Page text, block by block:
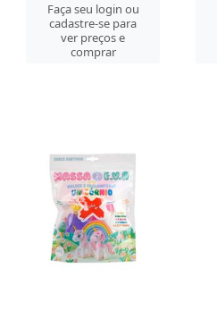
Faça seu login ou
cadastre-se para
ver preços e
comprar